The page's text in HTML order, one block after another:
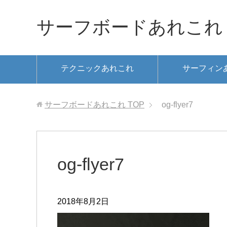
サーフボードあれこれ
テクニックあれこれ サーフィン
サーフボードあれこれ TOP og-flyer7
og-flyer7
2018年8月2日